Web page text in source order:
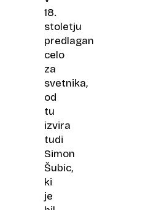
18.
stoletju
predlagan
celo
za
svetnika,
od
tu
izvira
tudi
Simon
Šubic,
ki
je